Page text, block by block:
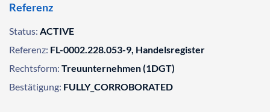
Referenz
Status: ACTIVE
Referenz: FL-0002.228.053-9, Handelsregister
Rechtsform: Treuunternehmen (1DGT)
Bestätigung: FULLY_CORROBORATED